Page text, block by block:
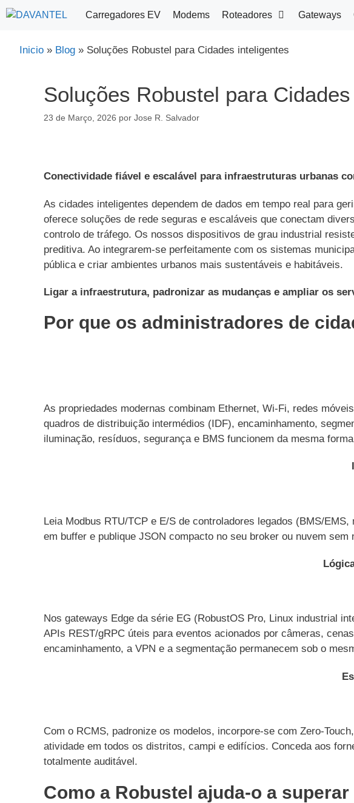
Saltar
para
conteúdo
Carregadores EV Modems Roteadores Gateways
Inicio » Blog » Soluções Robustel para Cidades inteligentes
Soluções Robustel para
23 de Março, 2026 por Jose R. Salvador
Conectividade fiável e escalável para infraestruturas urbanas
As cidades inteligentes dependem de dados em tempo real para
oferece soluções de rede seguras e escaláveis que conectam
controlo de tráfego. Os nossos dispositivos de grau industrial
preditiva. Ao integrarem-se perfeitamente com os sistemas
pública e criar ambientes urbanos mais sustentáveis e habitáveis.
Ligar a infraestrutura, padronizar as mudanças e ampliar os
Por que os administradores de
As propriedades modernas combinam Ethernet, Wi-Fi, redes
quadros de distribuição intermédios (IDF), encaminhamento,
iluminação, resíduos, segurança e BMS funcionem da mesma
Leia Modbus RTU/TCP e E/S de controladores legados (BMS/
em buffer e publique JSON compacto no seu broker ou nuvem
Nos gateways Edge da série EG (RobustOS Pro, Linux industrial
APIs REST/gRPC úteis para eventos acionados por câmeras,
encaminhamento, a VPN e a segmentação permanecem sob o
Com o RCMS, padronize os modelos, incorpore-se com Zero-
atividade em todos os distritos, campi e edifícios. Conceda aos
totalmente auditável.
Como a Robustel ajuda-o a